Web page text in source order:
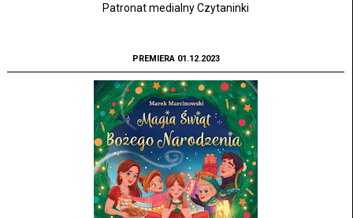
Patronat medialny Czytaninki
PREMIERA 01.12.2023